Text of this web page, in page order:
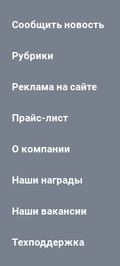
Сообщить новость
Рубрики
Реклама на сайте
Прайс-лист
О компании
Наши награды
Наши вакансии
Техподдержка